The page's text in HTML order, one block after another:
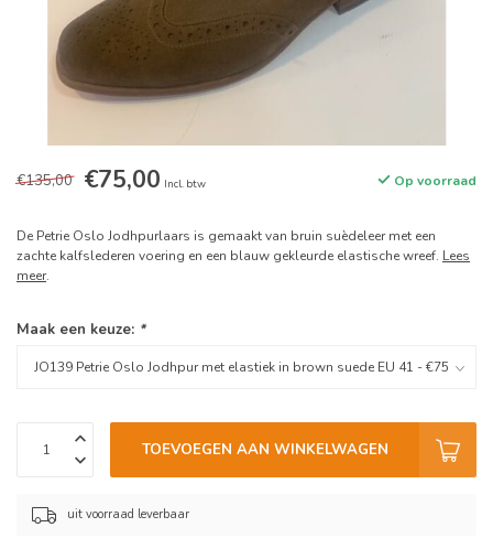
€135,00 €75,00 Incl. btw Op voorraad
De Petrie Oslo Jodhpurlaars is gemaakt van bruin suèdeleer met een
zachte kalfslederen voering en een blauw gekleurde elastische wreef. Lees
meer.
Maak een keuze: *
TOEVOEGEN AAN WINKELWAGEN
uit voorraad leverbaar